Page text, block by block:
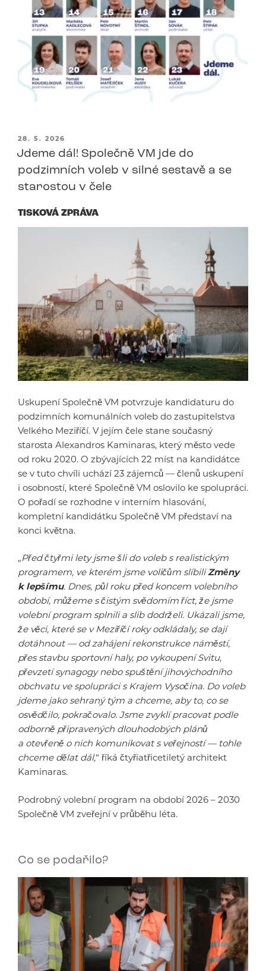
PUBLIKOVÁNO
28. 5. 2026
Jdeme dál! Společně VM jde do
podzimních voleb v silné sestavě a se
starostou v čele
TISKOVÁ ZPRÁVA
Uskupení Společně VM potvrzuje kandidaturu do
podzimních komunálních voleb do zastupitelstva
Velkého Meziříčí. V jejím čele stane současný
starosta Alexandros Kaminaras, který město vede
od roku 2020. O zbývajících 22 míst na kandidátce
se v tuto chvíli uchází 23 zájemců — členů uskupení
i osobností, které Společně VM oslovilo ke spolupráci.
O pořadí se rozhodne v interním hlasování,
kompletní kandidátku Společně VM představí na
konci května.
„Před čtyřmi lety jsme šli do voleb s realistickým
programem, ve kterém jsme voličům slíbiliZměny
k lepšímu. Dnes, půl roku před koncem volebního
období, můžeme s čistým svědomím říct, že jsme
volební program splnili a slib dodrželi. Ukázali jsme,
že věci, které se v Meziříčí roky odkládaly, se dají
dotáhnout — od zahájení rekonstrukce náměstí,
přes stavbu sportovní haly, po vykoupení Svitu,
převzetí synagogy nebo spuštění jihovýchodního
obchvatu ve spolupráci s Krajem Vysočina. Do voleb
jdeme jako sehraný tým a chceme, aby to, co se
osvědčilo, pokračovalo. Jsme zvyklí pracovat podle
odborně připravených dlouhodobých plánů
a otevřeně o nich komunikovat s veřejností — tohle
chceme dělat dál,“ říká čtyřiatřicetiletý architekt
Kaminaras.
Podrobný volební program na období 2026 – 2030
Společně VM zveřejní v průběhu léta.
Co se podařilo?